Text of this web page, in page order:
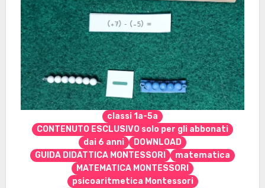
classi 1a-5a
CONTENUTO ESCLUSIVO solo per gli abbonati
dai 6 anni
DOWNLOAD
GUIDA DIDATTICA MONTESSORI
matematica
MATEMATICA MONTESSORI
psicoaritmetica Montessori